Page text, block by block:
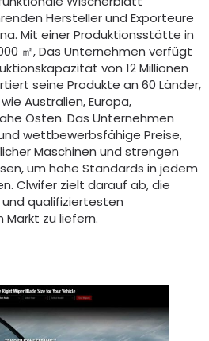
Hersteller und Exporteure
Mit einer Produktionsstätte in
㎡, Das Unternehmen verfügt
von 12 Millionen
seine Produkte an 60 Länder,
Australien, Europa,
Osten. Das Unternehmen
wettbewerbsfähige Preise,
Maschinen und strengen
um hohe Standards in jedem
Clwifer zielt darauf ab, die
qualifiziertesten
zu liefern.